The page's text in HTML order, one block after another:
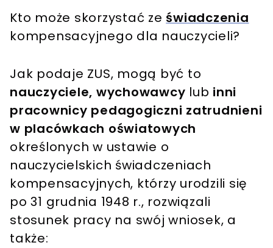
Kto może skorzystać ze świadczenia
kompensacyjnego dla nauczycieli?
Jak podaje ZUS, mogą być to
nauczyciele, wychowawcy lub inni
pracownicy pedagogiczni zatrudnieni
w placówkach oświatowych
określonych w ustawie o
nauczycielskich świadczeniach
kompensacyjnych, którzy urodzili się
po 31 grudnia 1948 r., rozwiązali
stosunek pracy na swój wniosek, a
także: